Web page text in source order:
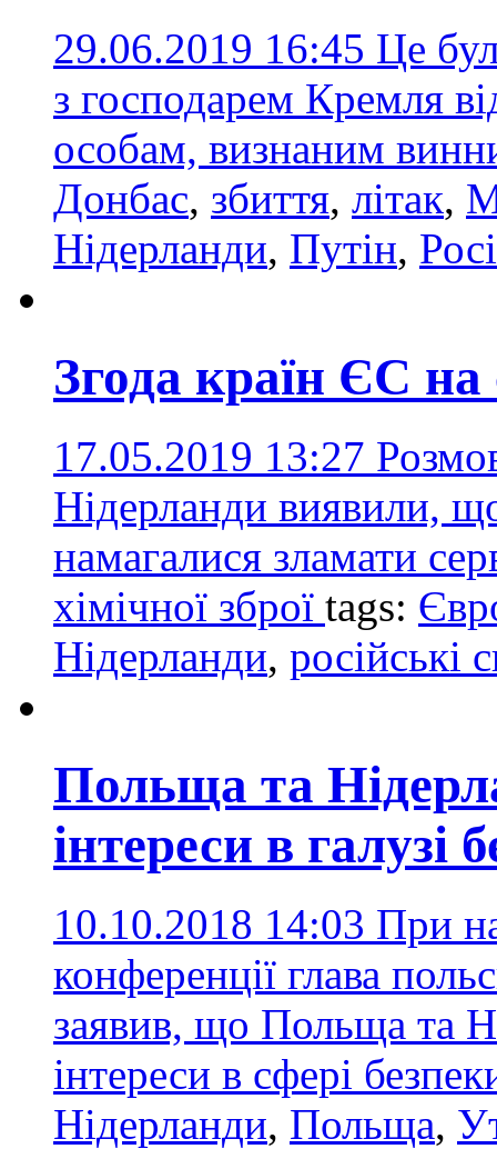
29.06.2019 16:45 Це
з господарем Кремля
особам, визнаним
Донбас, збиття, літак,
Нідерланди, Путін,
Згода країн ЄС на
17.05.2019 13:27
Нідерланди виявили,
намагалися зламати
хімічної зброї tags:
Нідерланди, російські
Польща та
інтереси в галузі
10.10.2018 14:03 При
конференції глава
заявив, що Польща та
інтереси в сфері
Нідерланди, Польща,